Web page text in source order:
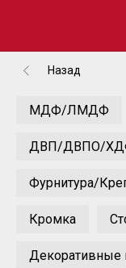
Назад
МДФ/ЛМДФ
ДВП/ДВПО/
Фурнитура/
Кромка
Декоративные